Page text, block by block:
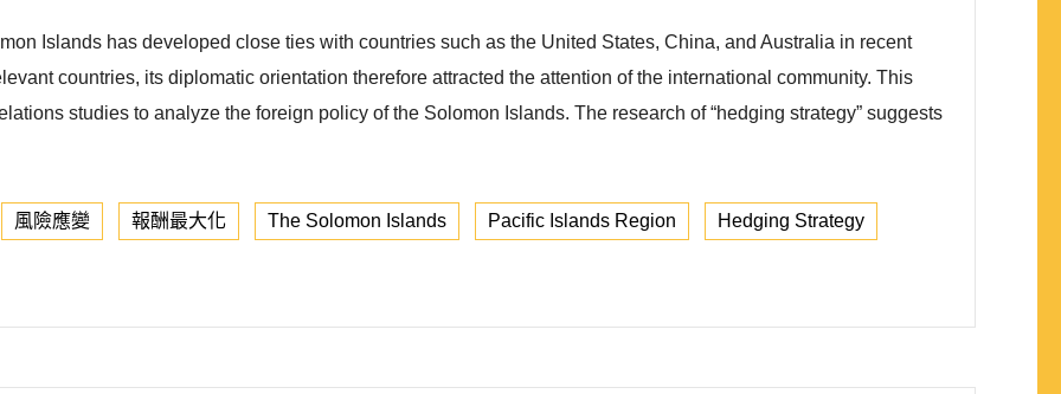
Islands has developed close ties with countries such as the United States, China, and Australia in recent
countries, its diplomatic orientation therefore attracted the attention of the international community. This
studies to analyze the foreign policy of the Solomon Islands. The research of “hedging strategy” suggests
風險應變 報酬最大化 The Solomon Islands Pacific Islands Region Hedging Strategy